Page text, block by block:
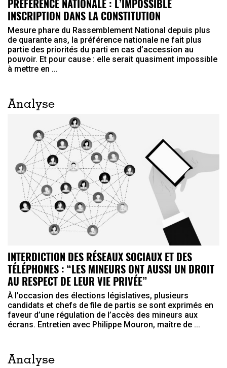
PRÉFÉRENCE NATIONALE : L’IMPOSSIBLE
INSCRIPTION DANS LA CONSTITUTION
Mesure phare du Rassemblement National depuis plus
de quarante ans, la préférence nationale ne fait plus
partie des priorités du parti en cas d’accession au
pouvoir. Et pour cause : elle serait quasiment impossible
à mettre en ...
Analyse
INTERDICTION DES RÉSEAUX SOCIAUX ET DES
TÉLÉPHONES : “LES MINEURS ONT AUSSI UN DROIT
AU RESPECT DE LEUR VIE PRIVÉE”
À l’occasion des élections législatives, plusieurs
candidats et chefs de file de partis se sont exprimés en
faveur d’une régulation de l’accès des mineurs aux
écrans. Entretien avec Philippe Mouron, maître de ...
Analyse